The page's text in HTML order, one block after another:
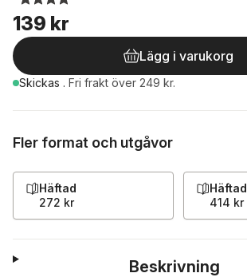
139 kr
Lägg i varukorg
Skickas . Fri frakt över 249 kr.
Fler format och utgåvor
Häftad
272 kr
Häftad
414 kr
Beskrivning